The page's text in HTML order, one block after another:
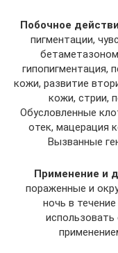
Побочное
пигментации,
бетаметазоном
гипопигментация,
кожи, развитие
кожи, стрии,
Обусловленные
отек, мацерация
Вызванные
Применение и
пораженные и
ночь в